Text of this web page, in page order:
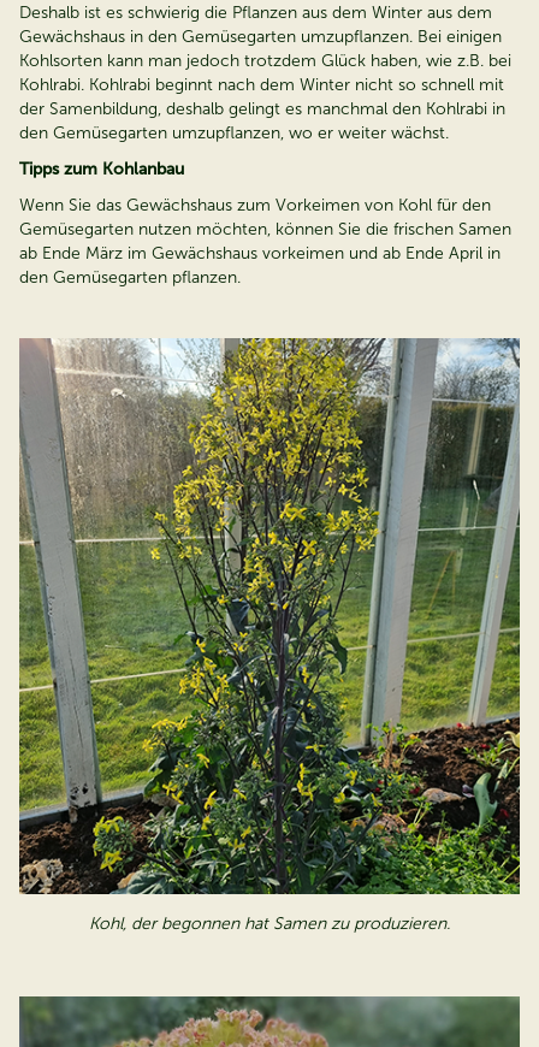
Deshalb ist es schwierig die Pflanzen aus dem Winter aus dem
Gewächshaus in den Gemüsegarten umzupflanzen. Bei einigen
Kohlsorten kann man jedoch trotzdem Glück haben, wie z.B. bei
Kohlrabi. Kohlrabi beginnt nach dem Winter nicht so schnell mit
der Samenbildung, deshalb gelingt es manchmal den Kohlrabi in
den Gemüsegarten umzupflanzen, wo er weiter wächst.
Tipps zum Kohlanbau
Wenn Sie das Gewächshaus zum Vorkeimen von Kohl für den
Gemüsegarten nutzen möchten, können Sie die frischen Samen
ab Ende März im Gewächshaus vorkeimen und ab Ende April in
den Gemüsegarten pflanzen.
Kohl, der begonnen hat Samen zu produzieren.